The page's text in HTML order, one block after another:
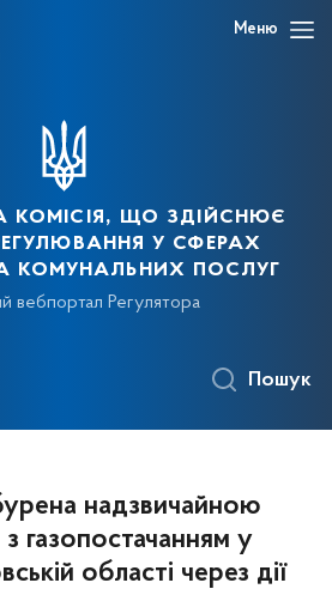
Меню
комісія, що здійснює
у сферах
комунальних послуг
вебпортал Регулятора
Пошук
надзвичайною
газопостачанням у
області через дії